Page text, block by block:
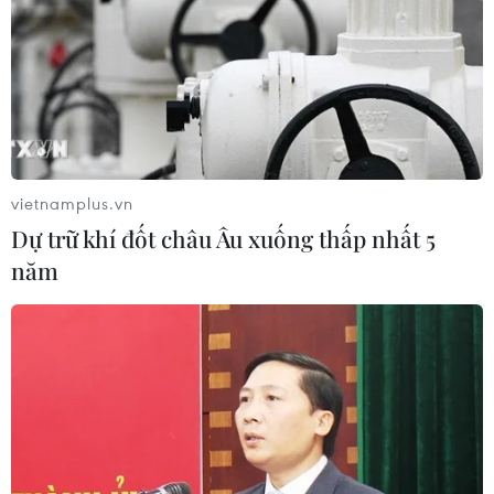
Mexico phát triển trò chơi
điện tử hỗ trợ phục hồi
chức năng
10/08/2026 04:37
Bắt giữ 4 đối tượng trộm
chó, dùng súng tự chế tấn
công công an
10/08/2026 04:36
Cháy cửa hàng phế liệu
trên đường 25m ở Hà Nội
10/08/2026 04:35
vietnamplus.vn
Dự trữ khí đốt châu Âu xuống thấp nhất 5
năm